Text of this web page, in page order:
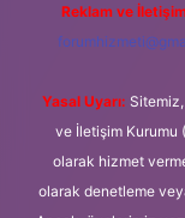
Reklam ve
Yasal Uyarı:
ve İletişim Kurumu
olarak hizmet
olarak denetleme